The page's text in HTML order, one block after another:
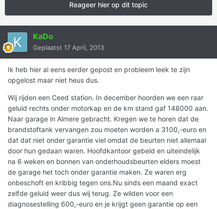
Reageer hier op dit topic
KaDo
Geplaatst 17 April, 2013
Ik heb hier al eens eerder gepost en probleem leek te zijn
opgelost maar niet heus dus.
Wij rijden een Ceed station. In december hoorden we een raar
geluid rechts onder motorkap en de km stand gaf 148000 aan.
Naar garage in Almere gebracht. Kregen we te horen dat de
brandstoftank vervangen zou moeten worden a 3100,-euro en
dat dat niet onder garantie viel omdat de beurten niet allemaal
door hun gedaan waren. Hoofdkantoor gebeld en uiteindelijk
na 6 weken en bonnen van onderhoudsbeurten elders moest
de garage het toch onder garantie maken. Ze waren erg
onbeschoft en kribbig tegen ons.Nu sinds een maand exact
zelfde geluid weer dus wij terug. Ze wilden voor een
diagnosestelling 600,-euro en je krijgt geen garantie op een